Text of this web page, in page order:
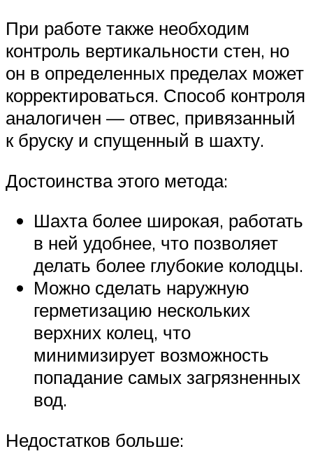
При работе также необходим
контроль вертикальности стен, но
он в определенных пределах может
корректироваться. Способ контроля
аналогичен — отвес, привязанный
к бруску и спущенный в шахту.
Достоинства этого метода:
Шахта более широкая, работать
в ней удобнее, что позволяет
делать более глубокие колодцы.
Можно сделать наружную
герметизацию нескольких
верхних колец, что
минимизирует возможность
попадание самых загрязненных
вод.
Недостатков больше: